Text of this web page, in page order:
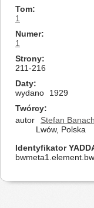
Tom
1
Numer
1
Strony
211-216
Daty
wydano
1929
Twórcy
autor
Stefan Banach
Lwów, Polska
Identyfikator